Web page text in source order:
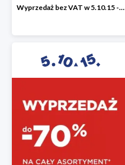
Wyprzedaż bez VAT w 5.10.15 - dodatkowe -23% rabatu